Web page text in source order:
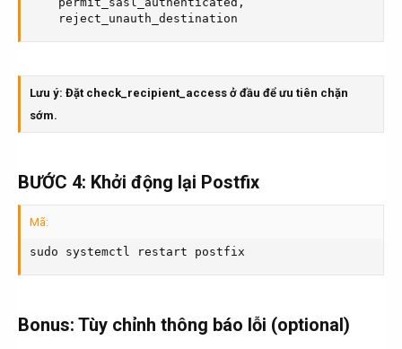
    reject_unauth_destination
Lưu ý: Đặt check_recipient_access ở đầu để ưu tiên chặn
sớm.
BƯỚC 4: Khởi động lại Postfix​
Mã:
sudo systemctl restart postfix
Bonus: Tùy chỉnh thông báo lỗi (optional)​